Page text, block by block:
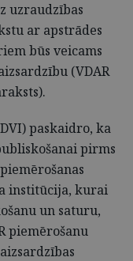
uzraudzības
ar apstrādes
būs veicams
(VDAR
paskaidro, ka
pirms
institūcija, kurai
un saturu,
piemērošanu